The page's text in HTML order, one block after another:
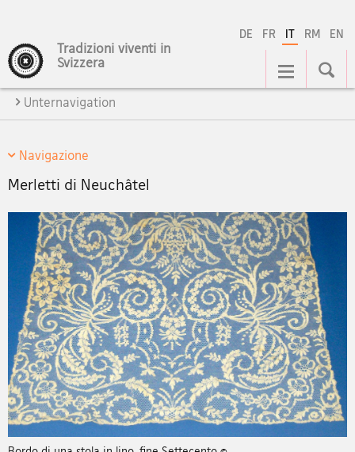
DE FR IT RM EN
Tradizioni viventi in
Svizzera
Navigation
Unternavigation
Navigazione
Merletti di Neuchâtel